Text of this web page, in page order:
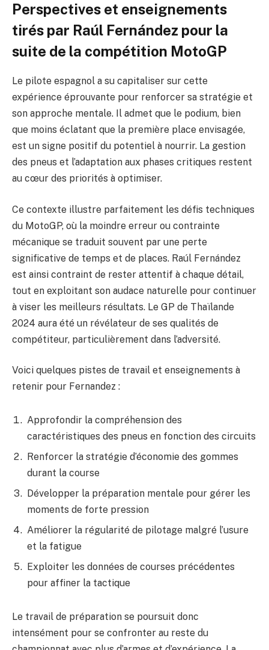
Perspectives et enseignements
tirés par Raúl Fernández pour la
suite de la compétition MotoGP
Le pilote espagnol a su capitaliser sur cette
expérience éprouvante pour renforcer sa stratégie et
son approche mentale. Il admet que le podium, bien
que moins éclatant que la première place envisagée,
est un signe positif du potentiel à nourrir. La gestion
des pneus et l’adaptation aux phases critiques restent
au cœur des priorités à optimiser.
Ce contexte illustre parfaitement les défis techniques
du MotoGP, où la moindre erreur ou contrainte
mécanique se traduit souvent par une perte
significative de temps et de places. Raúl Fernández
est ainsi contraint de rester attentif à chaque détail,
tout en exploitant son audace naturelle pour continuer
à viser les meilleurs résultats. Le GP de Thaïlande
2024 aura été un révélateur de ses qualités de
compétiteur, particulièrement dans l’adversité.
Voici quelques pistes de travail et enseignements à
retenir pour Fernandez :
Approfondir la compréhension des
caractéristiques des pneus en fonction des circuits
Renforcer la stratégie d’économie des gommes
durant la course
Développer la préparation mentale pour gérer les
moments de forte pression
Améliorer la régularité de pilotage malgré l’usure
et la fatigue
Exploiter les données de courses précédentes
pour affiner la tactique
Le travail de préparation se poursuit donc
intensément pour se confronter au reste du